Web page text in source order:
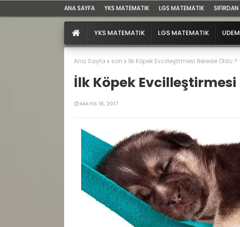
ANA SAYFA YKS MATEMATIK LGS MATEMATIK
YKS MATEMATIK LGS MATEMATIK
Ana Sayfa son İlk Köpek Evcilleştirmesi Nerede Oldu ?
İlk Köpek Evcilleştirmesi
MAYIS 16, 2017